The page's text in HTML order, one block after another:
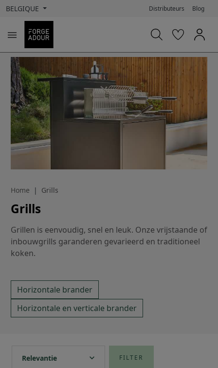
BELGIQUE Distributeurs Blog

Home Grills
Grills
Grillen is eenvoudig, snel en leuk. Onze vrijstaande of
inbouwgrills garanderen gevarieerd en traditioneel
koken.
Horizontale brander
Horizontale en verticale brander
Relevantie expand_more FILTER